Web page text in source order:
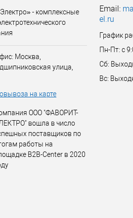
- комплексные
Москва,
улица,
на карте
ООО "ФАВОРИТ-
вошла в число
поставщиков по
работы на
B2B-Center в 2020
Email:
el.ru
График
Пн-Пт: с
Сб:
Вс: